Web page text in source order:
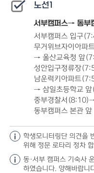
노선1
서부캠퍼스→ 동
서부캠퍼스 입구
무거위브자이아
→ 울산교육청 앞
성안입구정류장
남운럭키아파트
→ 삼일초등학교
중부경찰서
동부캠퍼스 본관 앞
학생모니터링단 의견을
위해 정문 로타리 정차
동·서부 캠퍼스 기숙사
하였습니다. 양해바랍니